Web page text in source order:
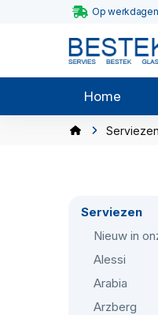
Op
Home
Serviezen
Serviezen
Nieuw in
Alessi
Arabia
Arzberg